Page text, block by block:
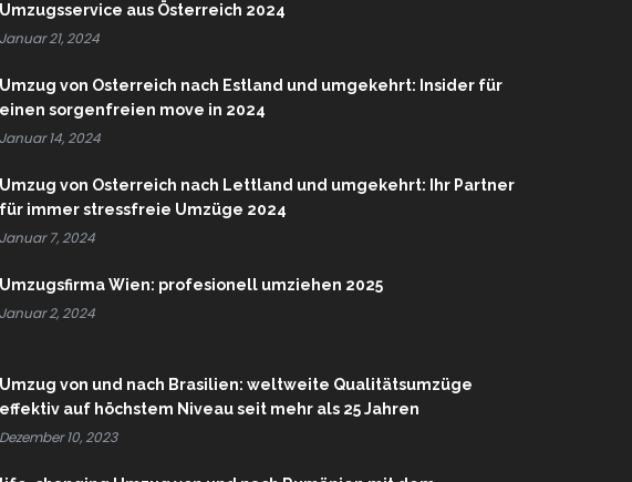
Umzugsservice aus Österreich 2024
Januar 21, 2024
Umzug von Österreich nach Estland und umgekehrt: Insider für
einen sorgenfreien move in 2024
Januar 14, 2024
Umzug von Österreich nach Lettland und umgekehrt: Ihr Partner
für immer stressfreie Umzüge 2024
Januar 7, 2024
Umzugsfirma Wien: profesionell umziehen 2025
Januar 2, 2024
Umzug von und nach Brasilien: weltweite Qualitätsumzüge
effektiv auf höchstem Niveau seit mehr als 25 Jahren
Dezember 10, 2023